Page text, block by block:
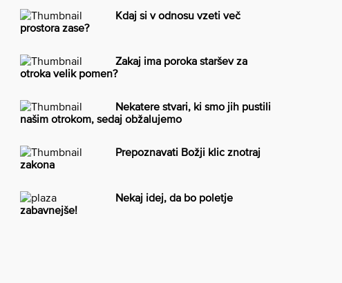
Kdaj si v odnosu vzeti več
prostora zase?
Zakaj ima poroka staršev za
otroka velik pomen?
Nekatere stvari, ki smo jih pustili
našim otrokom, sedaj obžalujemo
Prepoznavati Božji klic znotraj
zakona
Nekaj idej, da bo poletje
zabavnejše!